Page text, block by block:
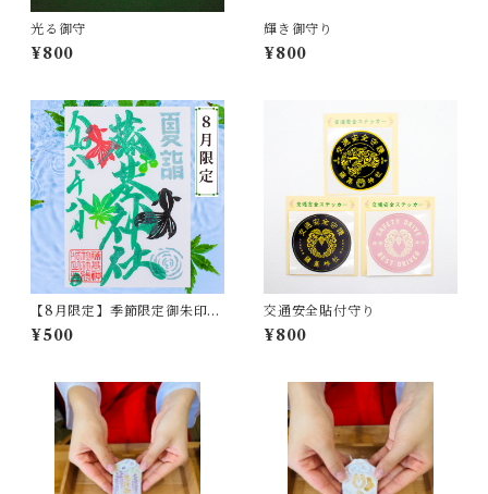
光る御守
¥800
輝き御守り
¥800
【8月限定】季節限定御朱印
『金魚-きんぎょ-』
¥500
交通安全貼付守り
¥800